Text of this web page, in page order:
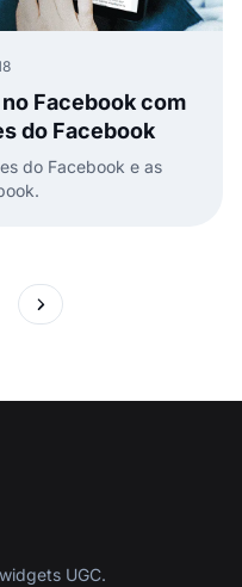
Facebook com
do Facebook
do Facebook e as
UGC.